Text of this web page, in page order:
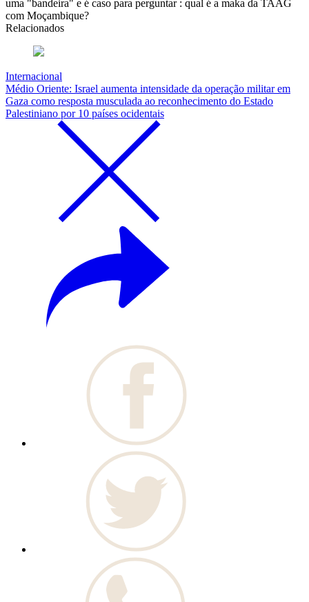
uma "bandeira" e é caso para perguntar : qual é a maka da TAAG
com Moçambique?
Relacionados
Internacional
Médio Oriente: Israel aumenta intensidade da operação militar em
Gaza como resposta musculada ao reconhecimento do Estado
Palestiniano por 10 países ocidentais